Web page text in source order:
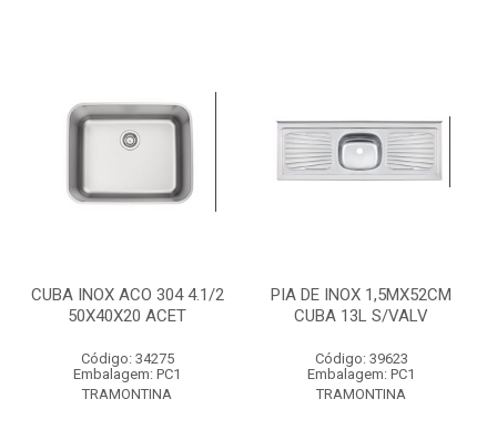
CUBA INOX ACO 304 4.1/2
50X40X20 ACET
Código: 34275
Embalagem: PC1
TRAMONTINA
PIA DE INOX 1,5MX52CM
CUBA 13L S/VALV
Código: 39623
Embalagem: PC1
TRAMONTINA